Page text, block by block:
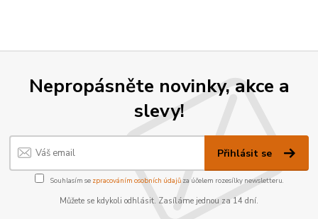
Nepropásněte novinky, akce a
slevy!
Přihlásit se
Souhlasím se zpracováním osobních údajůza účelem rozesílky newsletteru.
Můžete se kdykoli odhlásit. Zasíláme jednou za 14 dní.